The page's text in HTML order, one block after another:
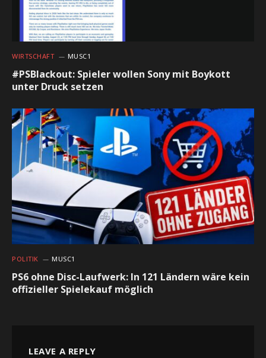
WIRTSCHAFT MUSC1
#PSBlackout: Spieler wollen Sony mit Boykott
unter Druck setzen
POLITIK MUSC1
PS6 ohne Disc-Laufwerk: In 121 Ländern wäre kein
offizieller Spielekauf möglich
LEAVE A REPLY